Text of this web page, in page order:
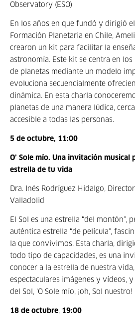
Observatory (ESO)
En los años en que fundó y dirigió
Formación Planetaria en Chile,
crearon un kit para facilitar la
astronomía. Este kit se centra en
de planetas mediante un modelo
evoluciona secuencialmente
dinámica. En esta charla
planetas de una manera lúdica,
accesible a todas las personas.
5 de octubre, 11:00
O’ Sole mío. Una invitación musical
estrella de tu vida
Dra. Inés Rodríguez Hidalgo,
Valladolid
El Sol es una estrella “del montón”,
auténtica estrella “de película”,
la que convivimos. Esta charla,
todo tipo de capacidades, es una
conocer a la estrella de nuestra
espectaculares imágenes y vídeos,
del Sol, ‘O Sole mío, ¡oh, Sol nuestro!
18 de octubre, 19:00